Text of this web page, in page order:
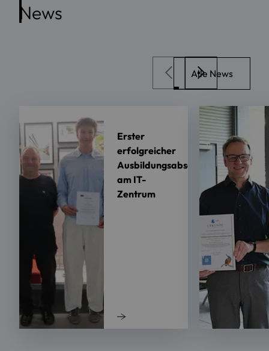
News
Alle News
Erster
erfolgreicher
Ausbildungsabschluss
am IT-
Zentrum